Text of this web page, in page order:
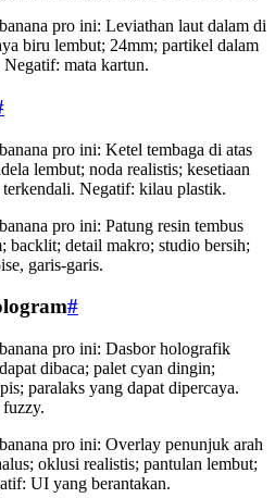
pro ini: Leviathan laut dalam di
biru lembut; 24mm; partikel dalam
mata kartun.
pro ini: Ketel tembaga di atas
lembut; noda realistis; kesetiaan
Negatif: kilau plastik.
pro ini: Patung resin tembus
backlit; detail makro; studio bersih;
garis-garis.
#
pro ini: Dasbor holografik
dibaca; palet cyan dingin;
paralaks yang dapat dipercaya.
pro ini: Overlay penunjuk arah
oklusi realistis; pantulan lembut;
UI yang berantakan.